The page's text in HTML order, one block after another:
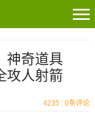
神奇道具
攻人射箭
4235 0条评论